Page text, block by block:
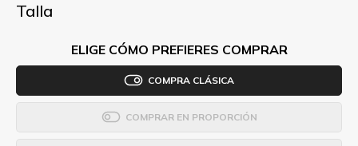
Talla
ELIGE CÓMO PREFIERES COMPRAR
COMPRA CLÁSICA
COMPRAR EN PROPORCIÓN